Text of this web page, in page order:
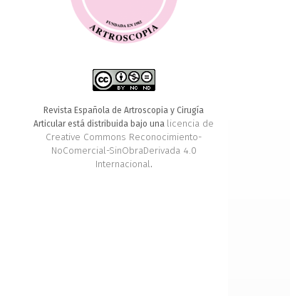
Revista Española de Artroscopia y Cirugía
Articular está distribuida bajo una licencia de
Creative Commons Reconocimiento-
NoComercial-SinObraDerivada 4.0
Internacional.